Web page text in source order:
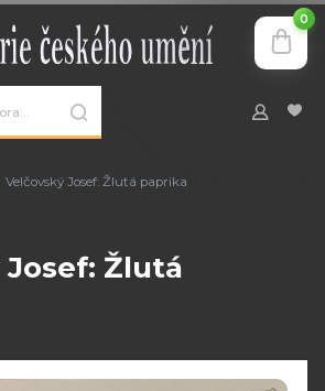
0
Velčovský Josef: Žlutá paprika
Žlutá